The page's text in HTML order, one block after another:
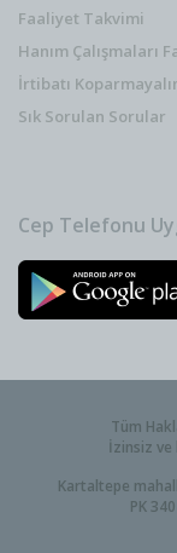
Faaliyet Takvimi
Hanım Çalışmaları
İrtibatı
Sık Sorulan Sorular
Cep Telefonu
Tüm
İzinsiz
Kartaltepe
PK